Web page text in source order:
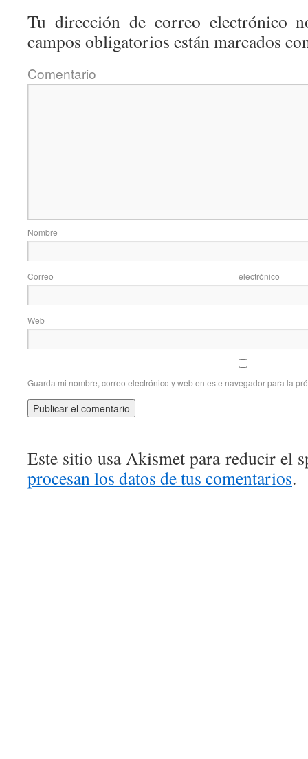
Tu dirección de correo electrónico
campos obligatorios están marcados
Correo
Web
Guarda mi nombre, correo electrónico y web en este navegador para la
Este sitio usa Akismet para reducir el
procesan los datos de tus comentarios.